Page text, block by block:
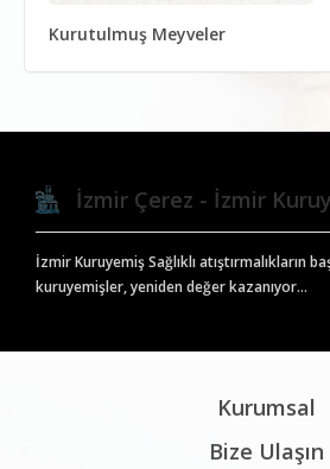
Kurutulmuş Meyveler
İzmir Çerez - İzmir
İzmir Kuruyemiş Sağlıklı atıştırmalıkların
kuruyemişler, yeniden değer kazanıyor...
Kurumsal
Bize Ulaşın